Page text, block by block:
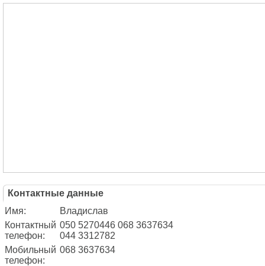
Контактные данные
Имя:
Владислав
Контактный
телефон:
050 5270446 068 3637634
044 3312782
Мобильный
телефон:
068 3637634